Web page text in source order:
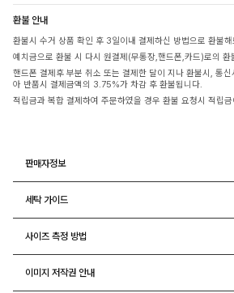
환불 안내
환불시 수거 상품 확인 후 3일이내 결제하신 방법으로 환불
예치금으로 환불 시 다시 원결제(무통장,핸드폰,카드)로의 환
핸드폰 결제후 부분 취소 또는 결제한 달이 지나 환불시, 통
아 반품시 결제금액의 3.75%가 차감 후 환불됩니다.
적립금과 복합 결제하여 주문하였을 경우 환불 요청시 적립
판매자정보
세탁 가이드
사이즈 측정 방법
이미지 저작권 안내